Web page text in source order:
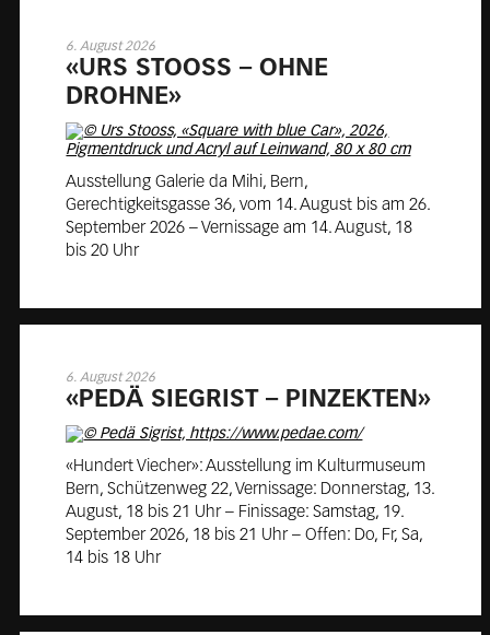
6. August 2026
«URS STOOSS – OHNE
DROHNE»
Ausstellung Galerie da Mihi, Bern,
Gerechtigkeitsgasse 36, vom 14. August bis am 26.
September 2026 – Vernissage am 14. August, 18
bis 20 Uhr
6. August 2026
«PEDÄ SIE­GRIST – PIN­ZEK­TEN»
«Hundert Viecher»: Ausstellung im Kulturmuseum
Bern, Schützenweg 22, Vernissage: Donnerstag, 13.
August, 18 bis 21 Uhr – Finissage: Samstag, 19.
September 2026, 18 bis 21 Uhr – Offen: Do, Fr, Sa,
14 bis 18 Uhr